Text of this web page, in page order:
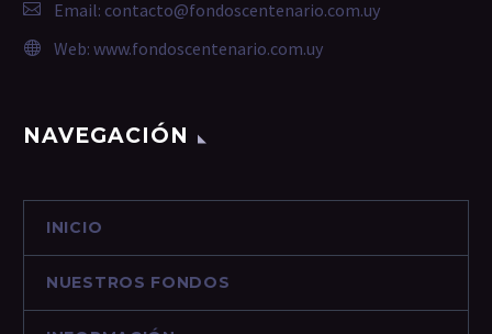
Email: contacto@fondoscentenario.com.uy
Web: www.fondoscentenario.com.uy
NAVEGACIÓN
INICIO
NUESTROS FONDOS